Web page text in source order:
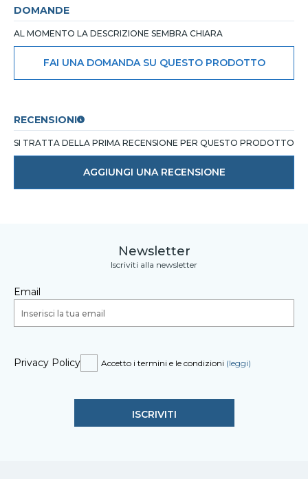
DOMANDE
AL MOMENTO LA DESCRIZIONE SEMBRA CHIARA
FAI UNA DOMANDA SU QUESTO PRODOTTO
RECENSIONI
SI TRATTA DELLA PRIMA RECENSIONE PER QUESTO PRODOTTO
AGGIUNGI UNA RECENSIONE
Newsletter
Iscriviti alla newsletter
Email
Privacy Policy Accetto i termini e le condizioni (leggi)